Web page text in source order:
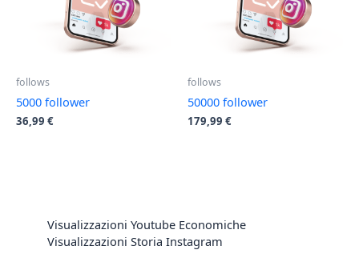
follows
5000 follower
36,99 €
follows
50000 follower
179,99 €
Visualizzazioni Youtube Economiche
Visualizzazioni Storia Instagram